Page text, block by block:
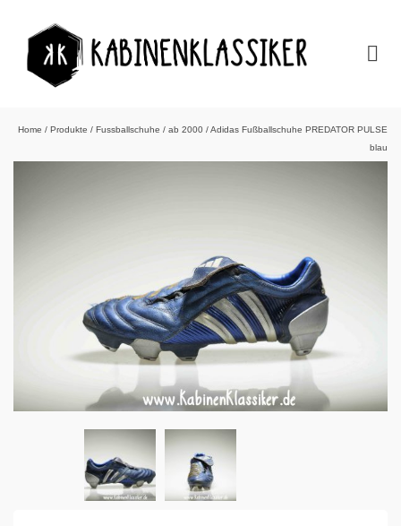
Home / Produkte / Fussballschuhe / ab 2000 /Adidas Fußballschuhe PREDATOR PULSE
blau